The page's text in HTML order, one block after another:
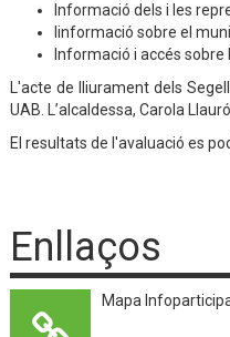
Informació dels i les
Iinformació sobre el
Informació i accés sobre
L'acte de lliurament dels
UAB. L’alcaldessa, Carola
El resultats de l'avaluació es
Enllaços
Mapa